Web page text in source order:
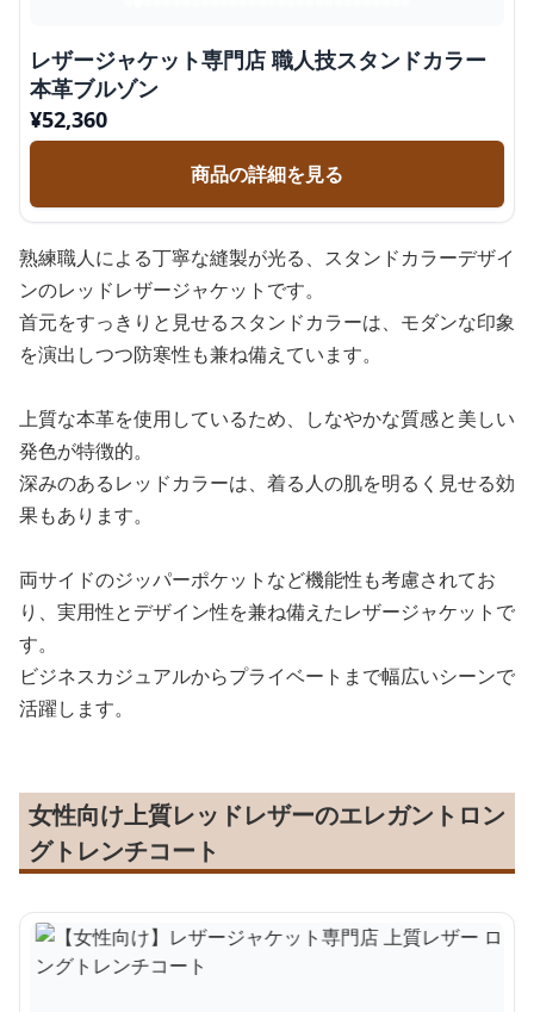
レザージャケット専門店 職人技スタンドカラー
本革ブルゾン
¥52,360
商品の詳細を見る
熟練職人による丁寧な縫製が光る、スタンドカラーデザイ
ンのレッドレザージャケットです。
首元をすっきりと見せるスタンドカラーは、モダンな印象
を演出しつつ防寒性も兼ね備えています。
上質な本革を使用しているため、しなやかな質感と美しい
発色が特徴的。
深みのあるレッドカラーは、着る人の肌を明るく見せる効
果もあります。
両サイドのジッパーポケットなど機能性も考慮されてお
り、実用性とデザイン性を兼ね備えたレザージャケットで
す。
ビジネスカジュアルからプライベートまで幅広いシーンで
活躍します。
女性向け上質レッドレザーのエレガントロン
グトレンチコート